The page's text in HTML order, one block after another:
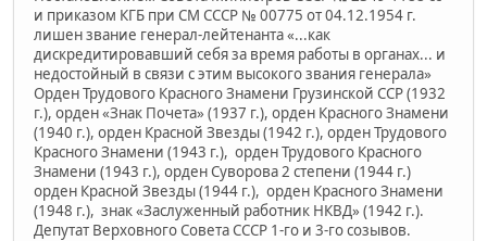
и приказом КГБ при СМ СССР № 00775 от 04.12.1954 г.
лишен звание генерал-лейтенанта «...как
дискредитировавший себя за время работы в органах... и
недостойный в связи с этим высокого звания генерала»
Орден Трудового Красного Знамени Грузинской ССР (1932
г.), орден «Знак Почета» (1937 г.), орден Красного Знамени
(1940 г.), орден Красной Звезды (1942 г.), орден Трудового
Красного Знамени (1943 г.), орден Трудового Красного
Знамени (1943 г.), орден Суворова 2 степени (1944 г.)
орден Красной Звезды (1944 г.), орден Красного Знамени
(1948 г.), знак «Заслуженный работник НКВД» (1942 г.).
Депутат Верховного Совета СССР 1-го и 3-го созывов.